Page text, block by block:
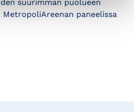
suurimman puolueen
paneelissa